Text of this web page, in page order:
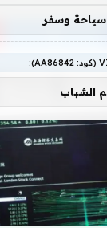
سياحة وسفر
الشباب